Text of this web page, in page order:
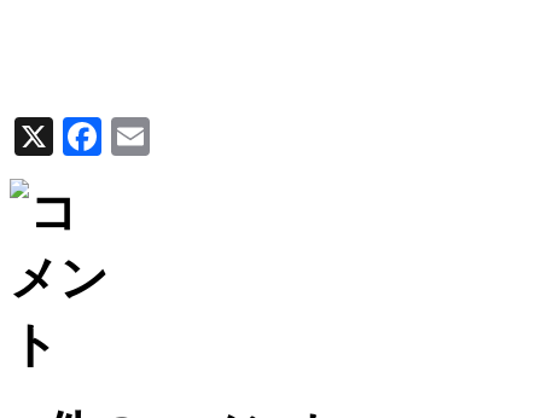
X Facebook